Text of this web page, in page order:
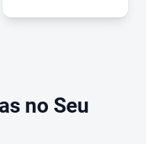
no Seu